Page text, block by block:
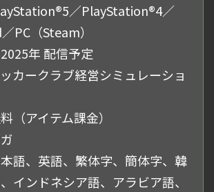
／PlayStation®4／
PC（Steam）
2025年 配信予定
カークラブ経営シミュレーショ
（アイテム課金）
語、英語、繁体字、簡体字、韓
インドネシア語、アラビア語、